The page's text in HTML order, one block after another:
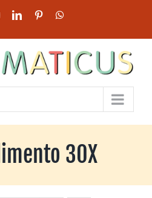
InstagramLinkedInPinterest
30X